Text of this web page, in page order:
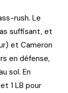
rush. Le
suffisant, et
et Cameron
en défense,
sol. En
1 LB pour